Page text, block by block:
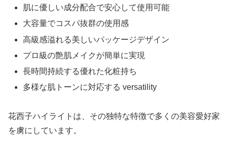
肌に優しい成分配合で安心して使用可能
大容量でコスパ抜群の使用感
高級感溢れる美しいパッケージデザイン
プロ級の艶肌メイクが簡単に実現
長時間持続する優れた化粧持ち
多様な肌トーンに対応する versatility
花西子ハイライトは、その独特な特徴で多くの美容愛好家
を虜にしています。